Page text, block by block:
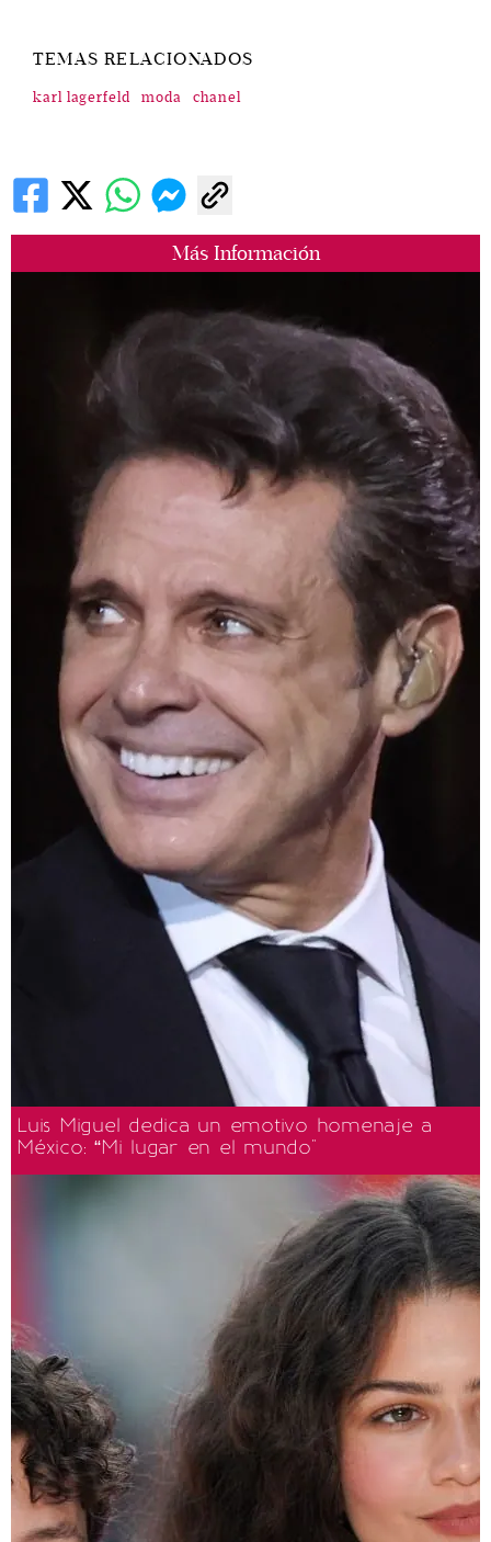
Más Información
Luis Miguel dedica un emotivo homenaje a
México: “Mi lugar en el mundo"
TEMAS RELACIONADOS
karl lagerfeld moda chanel